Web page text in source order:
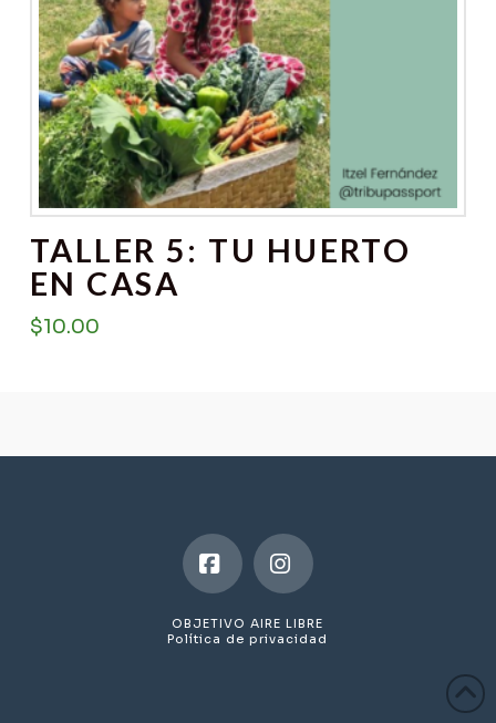
TALLER 5: TU HUERTO
EN CASA
$10.00
FacebookInstagram
OBJETIVO AIRE LIBRE
Política de privacidad